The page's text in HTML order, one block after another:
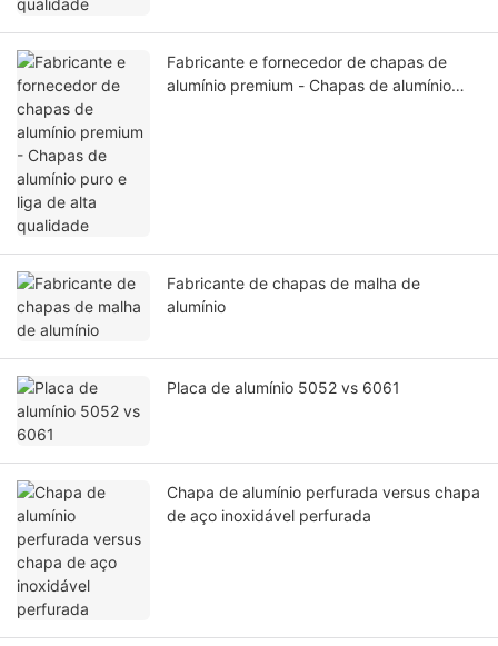
Fabricante e fornecedor de chapas de
alumínio premium - Chapas de alumínio
Fabricante de chapas de malha de
alumínio
Placa de alumínio 5052 vs 6061
Chapa de alumínio perfurada versus chapa
de aço inoxidável perfurada